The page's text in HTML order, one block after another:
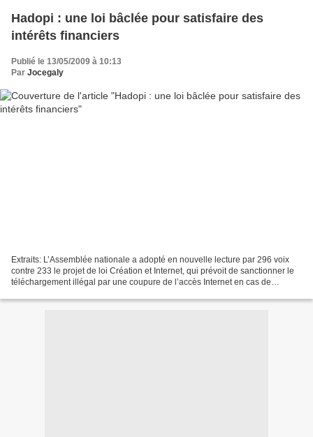
Hadopi : une loi bâclée pour satisfaire des
intérêts financiers
Publié le 13/05/2009 à 10:13
Par Jocegaly
Extraits: L’Assemblée nationale a adopté en nouvelle lecture par 296 voix
contre 233 le projet de loi Création et Internet, qui prévoit de sanctionner le
téléchargement illégal par une coupure de l’accès Internet en cas de